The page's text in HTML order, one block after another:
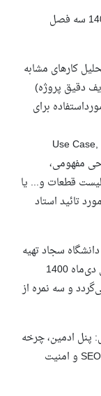
لازم است دانشجویان محترم تا پایان آذرماه 1400 سه فصل
کارهای مشابه
دقیق پروژه)
برای
Use Case,
مفهومی،
قطعات و... یا
تائید استاد
سجاد تهیه
و به تائید استاد راهنما برسانند. این فایل تا اول دی‌ماه 1400
و سه نمره از
پنل ادمین، چرخه
SEOو امنیت